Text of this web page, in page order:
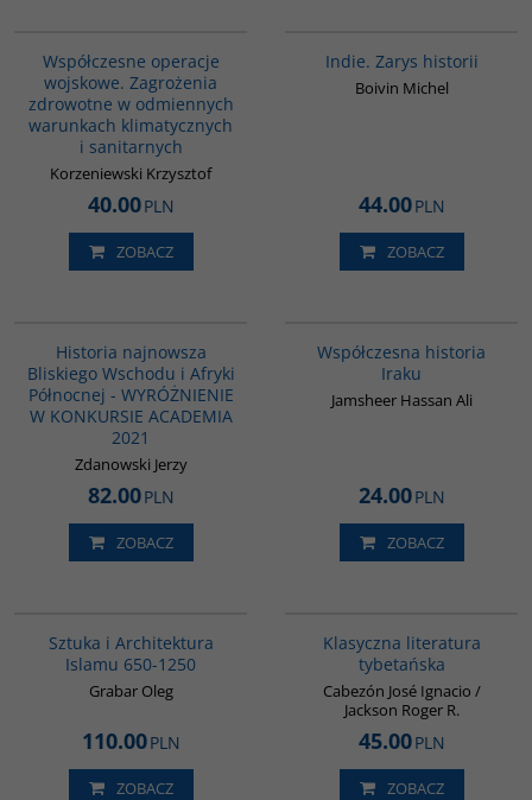
Współczesne operacje
wojskowe. Zagrożenia
zdrowotne w odmiennych
warunkach klimatycznych
i sanitarnych
Korzeniewski Krzysztof
40.00PLN
ZOBACZ
Indie. Zarys historii
Boivin Michel
44.00PLN
ZOBACZ
Historia najnowsza
Bliskiego Wschodu i Afryki
Północnej - WYRÓŻNIENIE
W KONKURSIE ACADEMIA
2021
Zdanowski Jerzy
82.00PLN
ZOBACZ
Współczesna historia
Iraku
Jamsheer Hassan Ali
24.00PLN
ZOBACZ
Sztuka i Architektura
Islamu 650-1250
Grabar Oleg
110.00PLN
ZOBACZ
Klasyczna literatura
tybetańska
Cabezón José Ignacio /
Jackson Roger R.
45.00PLN
ZOBACZ